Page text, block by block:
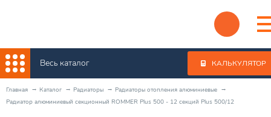
Весь каталог КАЛЬКУЛЯТОР
Главная Каталог Радиаторы
Радиаторы отопления алюминиевые
Радиатор алюминиевый секционный ROMMER Plus 500 - 12 секций Plus 500/12